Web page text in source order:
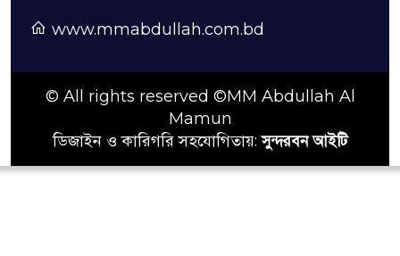
www.mmabdullah.com.bd
© All rights reserved ©MM Abdullah Al
Mamun
ডিজাইন ও কারিগরি সহযোগিতায়:সুন্দরবন আইটি